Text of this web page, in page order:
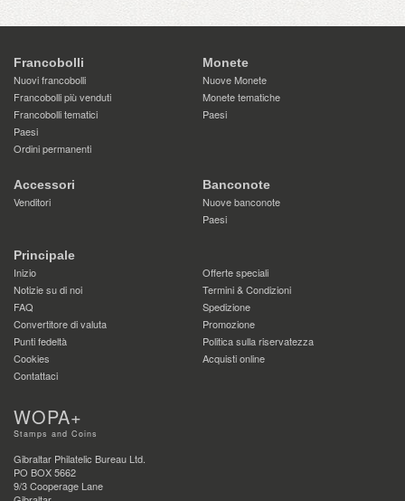
Francobolli
Nuovi francobolli
Francobolli più venduti
Francobolli tematici
Paesi
Ordini permanenti
Monete
Nuove Monete
Monete tematiche
Paesi
Accessori
Venditori
Banconote
Nuove banconote
Paesi
Principale
Inizio
Offerte speciali
Notizie su di noi
Termini & Condizioni
FAQ
Spedizione
Convertitore di valuta
Promozione
Punti fedeltà
Politica sulla riservatezza
Cookies
Acquisti online
Contattaci
WOPA+
Stamps and Coins
Gibraltar Philatelic Bureau Ltd.
PO BOX 5662
9/3 Cooperage Lane